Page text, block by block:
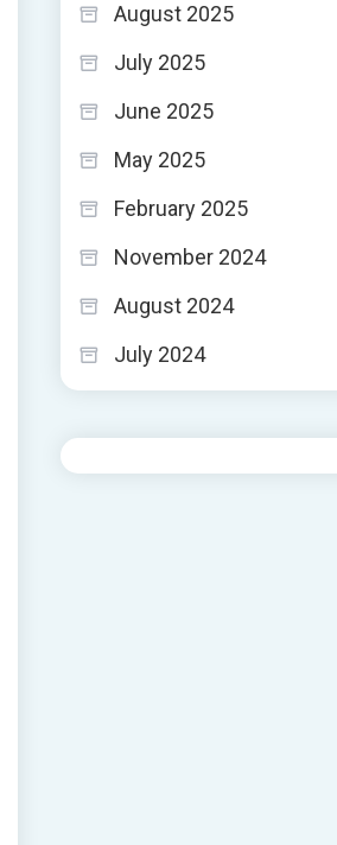
August 2025
July 2025
June 2025
May 2025
February 2025
November 2024
August 2024
July 2024